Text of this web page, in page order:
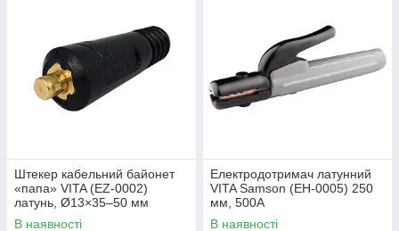
Штекер кабельний байонет
«папа» VITA (EZ‑0002)
латунь, Ø13×35–50 мм
В наявності
Електродотримач латунний
VITA Samson (EH-0005) 250
мм, 500А
В наявності